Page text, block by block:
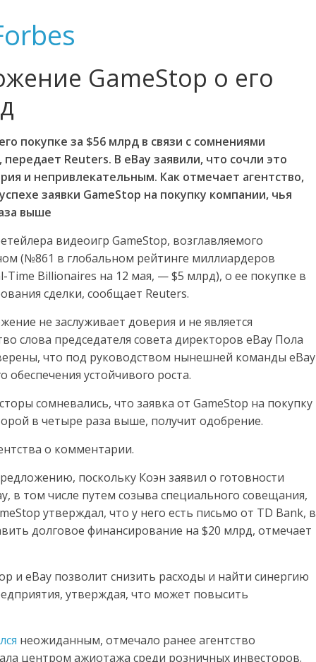
GameStop о его
покупке за $56 млрд в связи с сомнениями
Reuters. В eBay заявили, что сочли это
и непривлекательным. Как отмечает агентство,
заявки GameStop на покупку компании, чья
выше
видеоигр GameStop, возглавляемого
(№861 в глобальном рейтинге миллиардеров
Time Billionaires на 12 мая, — $5 млрд), о ее покупке в
сделки, сообщает Reuters.
не заслуживает доверия и не является
слова председателя совета директоров eBay Пола
что под руководством нынешней команды eBay
устойчивого роста.
сомневались, что заявка от GameStop на покупку
в четыре раза выше, получит одобрение.
о комментарии.
поскольку Коэн заявил о готовности
в том числе путем созыва специального совещания,
утверждал, что у него есть письмо от TD Bank, в
долговое финансирование на $20 млрд, отмечает
и eBay позволит снизить расходы и найти синергию
утверждая, что может повысить
неожиданным, отмечало ранее агентство
центром ажиотажа среди розничных инвесторов.